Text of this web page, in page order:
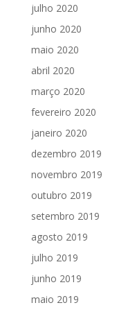
julho 2020
junho 2020
maio 2020
abril 2020
março 2020
fevereiro 2020
janeiro 2020
dezembro 2019
novembro 2019
outubro 2019
setembro 2019
agosto 2019
julho 2019
junho 2019
maio 2019